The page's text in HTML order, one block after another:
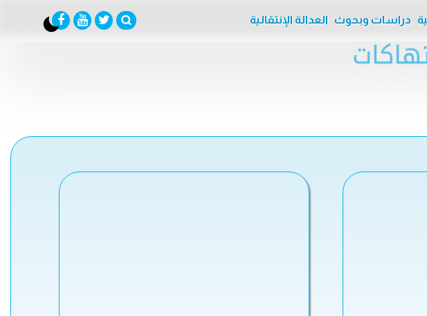
دراسات وبحوث
العدالة الإنتقالية